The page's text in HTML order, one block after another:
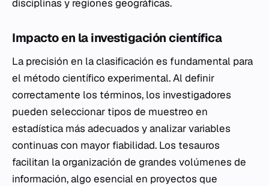
disciplinas y regiones geográficas.
Impacto en la investigación científica
La precisión en la clasificación es fundamental para
el método científico experimental. Al definir
correctamente los términos, los investigadores
pueden seleccionar tipos de muestreo en
estadística más adecuados y analizar variables
continuas con mayor fiabilidad. Los tesauros
facilitan la organización de grandes volúmenes de
información, algo esencial en proyectos que